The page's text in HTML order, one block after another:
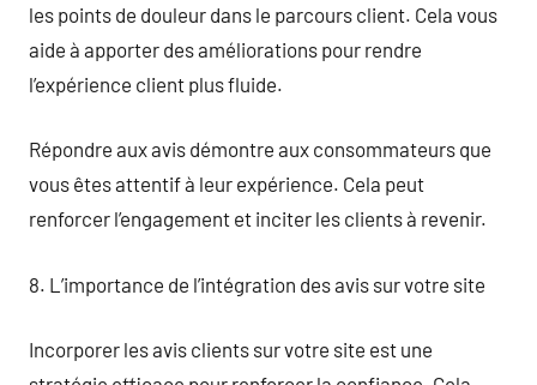
les points de douleur dans le parcours client. Cela vous
aide à apporter des améliorations pour rendre
l’expérience client plus fluide.
Répondre aux avis démontre aux consommateurs que
vous êtes attentif à leur expérience. Cela peut
renforcer l’engagement et inciter les clients à revenir.
8. L’importance de l’intégration des avis sur votre site
Incorporer les avis clients sur votre site est une